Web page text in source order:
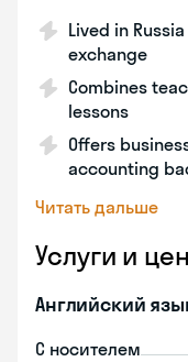
Lived in
exchange
Combines
lessons
Offers
accounting
Читать дальше
Услуги и
Английский
С носителем